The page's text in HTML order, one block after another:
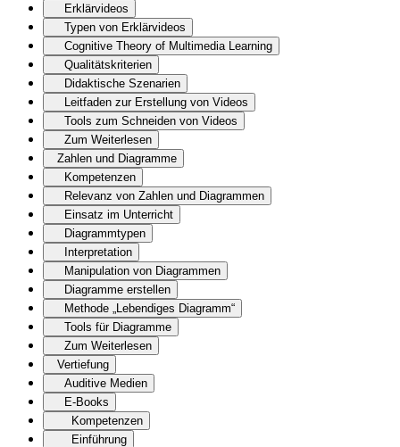
Erklärvideos
Typen von Erklärvideos
Cognitive Theory of Multimedia Learning
Qualitätskriterien
Didaktische Szenarien
Leitfaden zur Erstellung von Videos
Tools zum Schneiden von Videos
Zum Weiterlesen
Zahlen und Diagramme
Kompetenzen
Relevanz von Zahlen und Diagrammen
Einsatz im Unterricht
Diagrammtypen
Interpretation
Manipulation von Diagrammen
Diagramme erstellen
Methode „Lebendiges Diagramm“
Tools für Diagramme
Zum Weiterlesen
Vertiefung
Auditive Medien
E-Books
Kompetenzen
Einführung